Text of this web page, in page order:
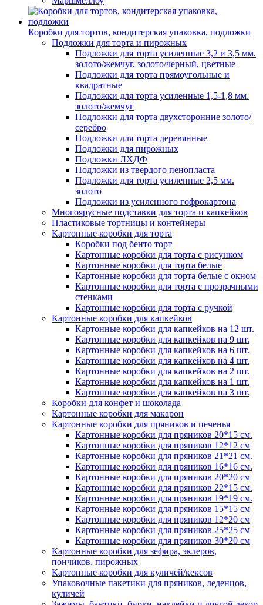
Коробки для тортов, кондитерская упаковка, подложки
Подложки для торта и пирожных
Подложки для торта усиленные 3,2 и 3,5 мм.
золото/жемчуг, золото/черный, цветные
Подложки для торта прямоугольные и
квадратные
Подложки для торта усиленные 1,5-1,8 мм.
золото/жемчуг
Подложки для торта двухсторонние золото/
серебро
Подложки для торта деревянные
Подложки для пирожных
Подложки ЛХДФ
Подложки из твердого пенопласта
Подложки для торта усиленные 2,5 мм.
золото
Подложки из усиленного гофрокартона
Многоярусные подставки для торта и капкейков
Пластиковые тортницы и контейнеры
Картонные коробки для торта
Коробки под бенто торт
Картонные коробки для торта с рисунком
Картонные коробки для торта белые
Картонные коробки для торта белые с окном
Картонные коробки для торта с прозрачными
стенками
Картонные коробки для торта с ручкой
Картонные коробки для капкейков
Картонные коробки для капкейков на 12 шт.
Картонные коробки для капкейков на 9 шт.
Картонные коробки для капкейков на 6 шт.
Картонные коробки для капкейков на 4 шт.
Картонные коробки для капкейков на 2 шт.
Картонные коробки для капкейков на 1 шт.
Картонные коробки для капкейков на 3 шт.
Коробки для конфет и шоколада
Картонные коробки для макарон
Картонные коробки для пряников и печенья
Картонные коробки для пряников 20*15 см.
Картонные коробки для пряников 12*12 см
Картонные коробки для пряников 21*21 см.
Картонные коробки для пряников 16*16 см.
Картонные коробки для пряников 20*20 см
Картонные коробки для пряников 22*15 см.
Картонные коробки для пряников 19*19 см.
Картонные коробки для пряников 15*15 см
Картонные коробки для пряников 12*20 см
Картонные коробки для пряников 25*25 см
Картонные коробки для пряников 30*20 см
Картонные коробки для зефира, эклеров,
пончиков, пирожных
Картонные коробки для куличей/кексов
Упаковочные пакетики для пряников, леденцов,
куличей